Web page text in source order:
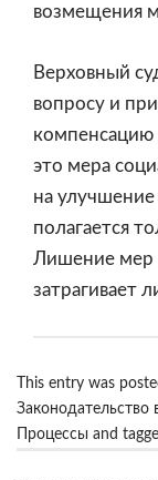
возмещения
Верховный
вопросу и
компенсацию
это мера
на
полагается
Лишение мер
затрагивает
This entry was
Процессы and